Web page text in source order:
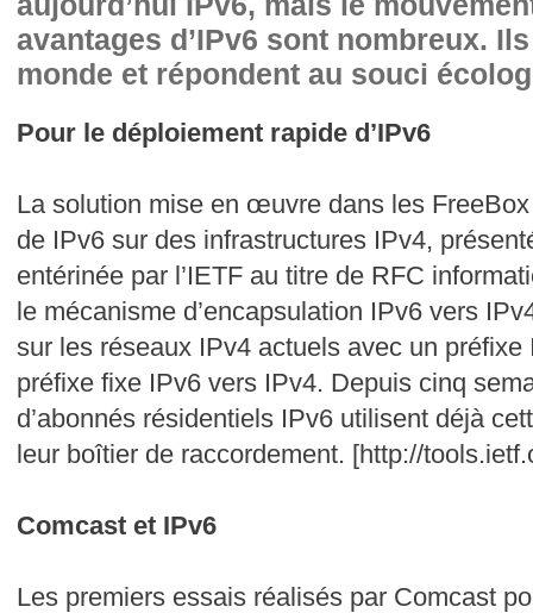
avantages d’IPv6 sont nombreux.
monde et répondent au souci
Pour le déploiement rapide d’IPv6
La solution mise en œuvre dans les
de IPv6 sur des infrastructures IPv4,
entérinée par l’IETF au titre de RFC
le mécanisme d’encapsulation IPv6 vers
sur les réseaux IPv4 actuels avec un
préfixe fixe IPv6 vers IPv4. Depuis cinq
d’abonnés résidentiels IPv6 utilisent déjà
leur boîtier de raccordement. [http://
Comcast et IPv6
Les premiers essais réalisés par Comcast